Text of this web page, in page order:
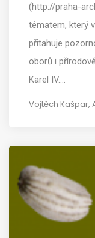
(http://praha-
tématem, který
přitahuje
oborů i
Karel IV.…
Vojtěch Kašpar,